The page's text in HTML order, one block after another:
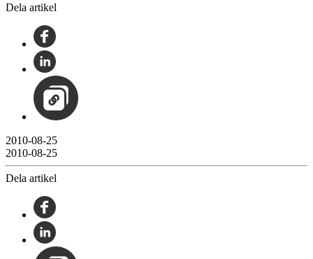
Dela artikel
2010-08-25
2010-08-25
Dela artikel